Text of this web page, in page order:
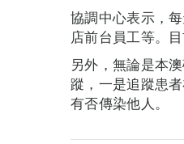
協調中心表示，
店前台員工等。
另外，無論是本
蹤，一是追蹤患
有否傳染他人。